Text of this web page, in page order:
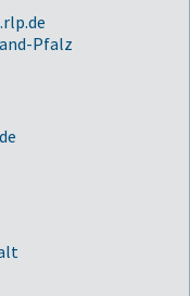
Pfalz